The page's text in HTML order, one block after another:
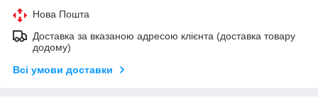
Нова Пошта
Доставка за вказаною адресою клієнта (доставка товару
додому)
Всі умови доставки